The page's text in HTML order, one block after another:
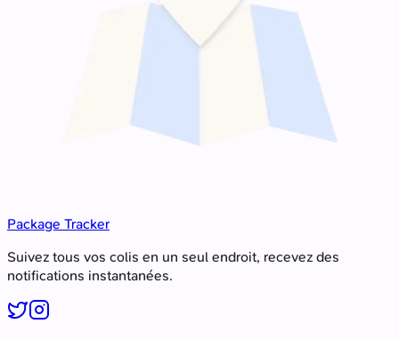
Package Tracker
Suivez tous vos colis en un seul endroit, recevez des
notifications instantanées.